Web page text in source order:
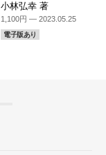
小林弘幸 著
1,100円 — 2023.05.25
電子版あり